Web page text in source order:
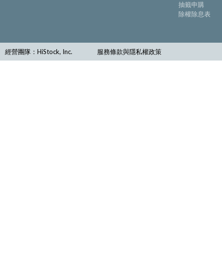
抽籤申購
除權除息表
經營團隊：HiStock, Inc. 服務條款與隱私權政策